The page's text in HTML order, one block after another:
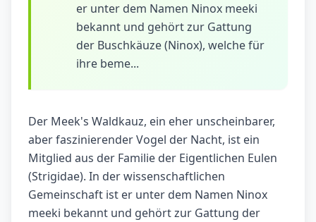
er unter dem Namen Ninox meeki
bekannt und gehört zur Gattung
der Buschkäuze (Ninox), welche für
ihre beme...
Der Meek's Waldkauz, ein eher unscheinbarer,
aber faszinierender Vogel der Nacht, ist ein
Mitglied aus der Familie der Eigentlichen Eulen
(Strigidae). In der wissenschaftlichen
Gemeinschaft ist er unter dem Namen Ninox
meeki bekannt und gehört zur Gattung der